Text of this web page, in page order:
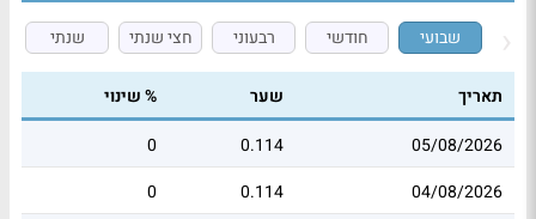
שבועי חודשי רבעוני חצי שנתי שנתי
תאריך שער
% שינוי
05/08/2026
0.114
0
04/08/2026
0.114
0